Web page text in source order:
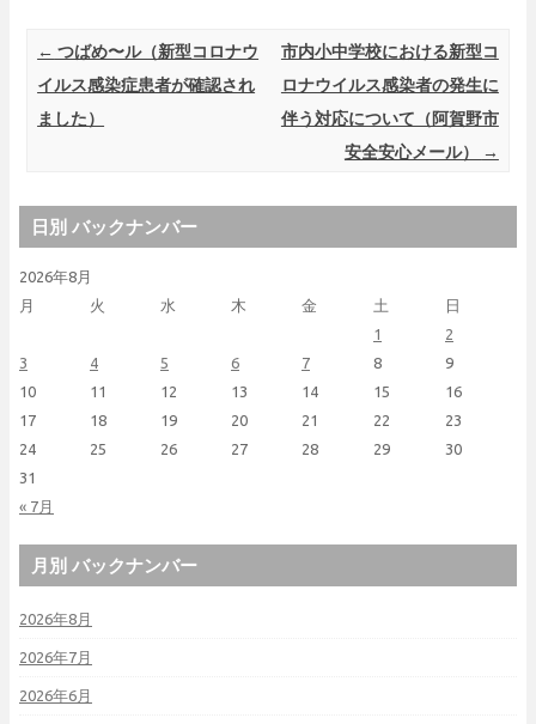
Post navigation
← つばめ〜ル（新型コロナウ
イルス感染症患者が確認され
ました）
市内小中学校における新型コ
ロナウイルス感染者の発生に
伴う対応について（阿賀野市
安全安心メール）
→
日別 バックナンバー
2026年8月
月
火 水 木 金 土 日
« 7月
1
2
3
4 5 6 7 8
9
10
11 12 13 14 15
16
17
18 19 20 21 22
23
24
25 26 27 28 29
30
31
月別 バックナンバー
2026年8月
2026年7月
2026年6月